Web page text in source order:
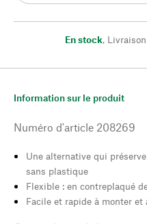
En stock,
Information sur le produit
Numéro d'article 208269
Une alternative qui
sans plastique
Flexible : en contreplaqué
Facile et rapide à monter et